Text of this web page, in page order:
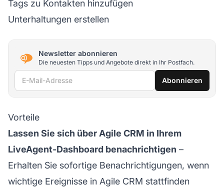
Tags zu Kontakten hinzufügen
Unterhaltungen erstellen
Newsletter abonnieren
Die neuesten Tipps und Angebote direkt in Ihr Postfach.
E-Mail-Adresse Abonnieren
Vorteile
Lassen Sie sich über Agile CRM in Ihrem
LiveAgent-Dashboard benachrichtigen –
Erhalten Sie sofortige Benachrichtigungen, wenn
wichtige Ereignisse in Agile CRM stattfinden